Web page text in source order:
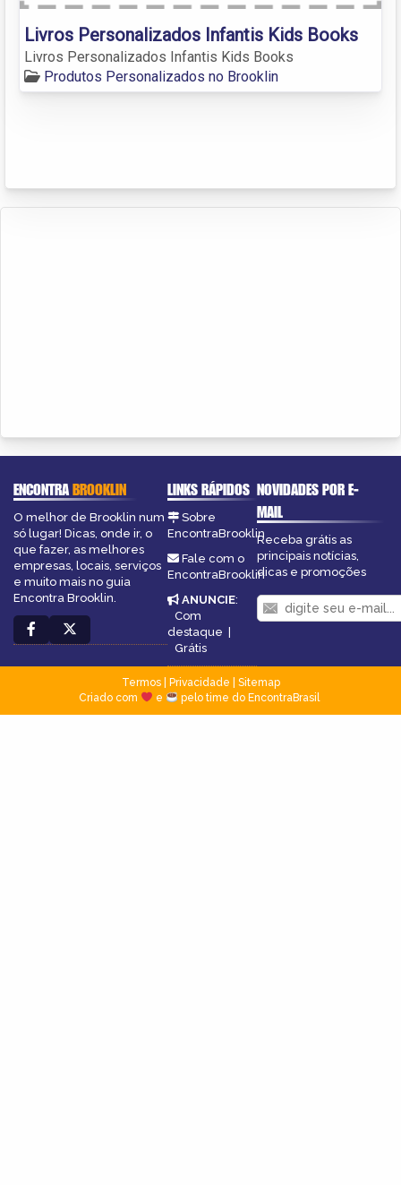
Livros Personalizados Infantis Kids Books
Livros Personalizados Infantis Kids Books
Produtos Personalizados no Brooklin
ENCONTRABROOKLIN
O melhor de Brooklin num
só lugar! Dicas, onde ir, o
que fazer, as melhores
empresas, locais, serviços
e muito mais no guia
Encontra Brooklin.
LINKS RÁPIDOS
Sobre
EncontraBrooklin
Fale com o
EncontraBrooklin
ANUNCIE:
Com
destaque |
Grátis
NOVIDADES POR E-
MAIL
Receba grátis as
principais notícias,
dicas e promoções
Termos| Privacidade
Sitemap
Criado com
e pelo time do EncontraBrasil